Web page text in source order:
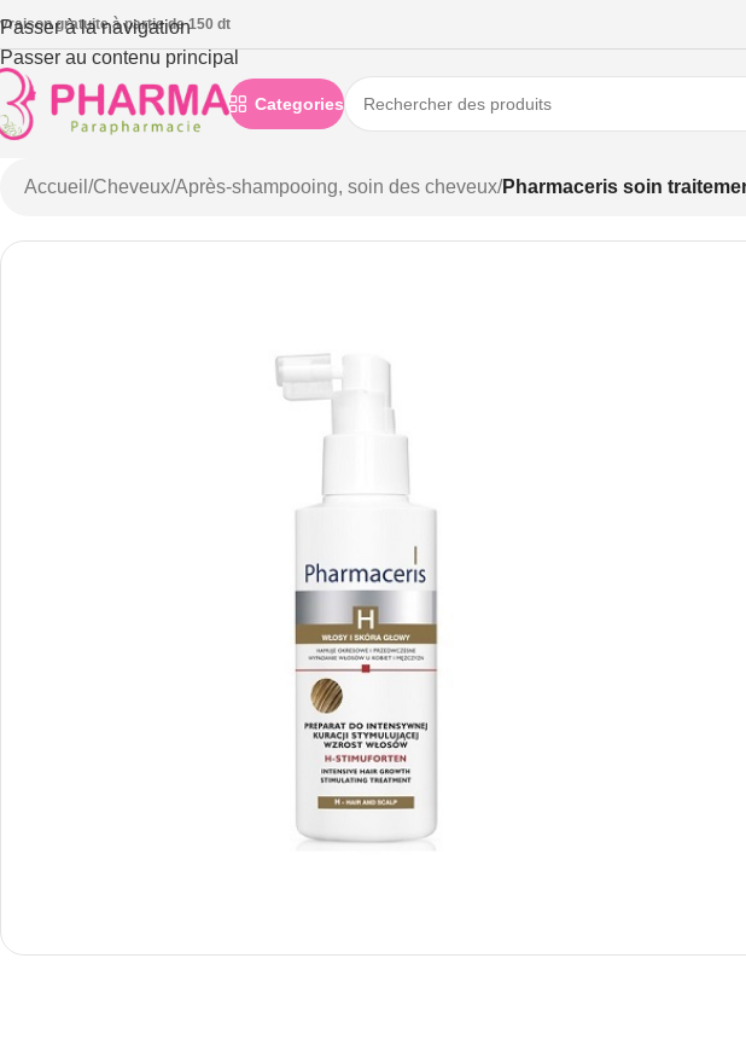
Passer à la navigation
Passer au contenu principal
gratuite à partie de 150 dt
Categories
Accueil /Cheveux/Après-shampooing, soin des cheveux/Pharmaceris soin